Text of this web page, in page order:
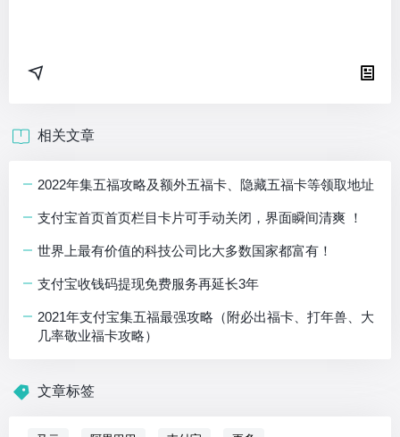
相关文章
2022年集五福攻略及额外五福卡、隐藏五福卡等领取地址
支付宝首页首页栏目卡片可手动关闭，界面瞬间清爽 ！
世界上最有价值的科技公司比大多数国家都富有！
支付宝收钱码提现免费服务再延长3年
2021年支付宝集五福最强攻略（附必出福卡、打年兽、大
几率敬业福卡攻略）
文章标签